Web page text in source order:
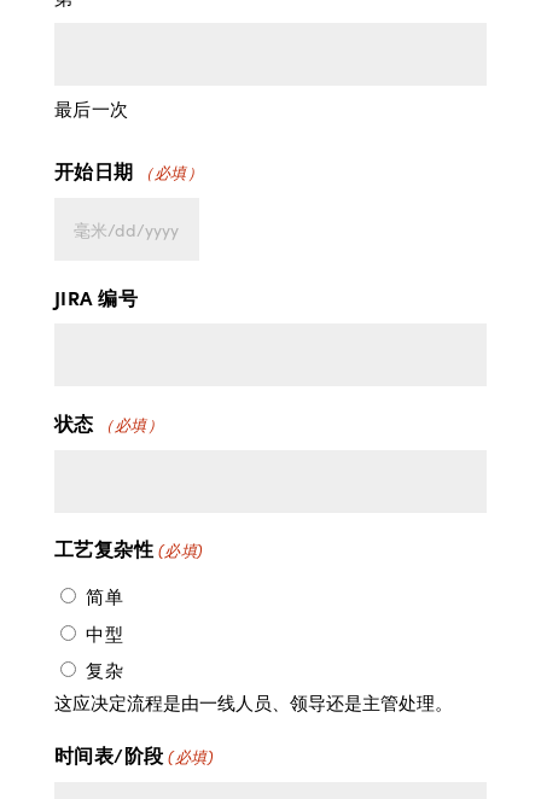
最后一次
开始日期 （必填）
MM
线
线
YYYY
JIRA 编号
状态 （必填）
工艺复杂性 (必填)
简单
中型
复杂
这应决定流程是由一线人员、领导还是主管处理。
时间表/阶段 (必填)